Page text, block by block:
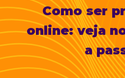
Como ser
online: veja
a